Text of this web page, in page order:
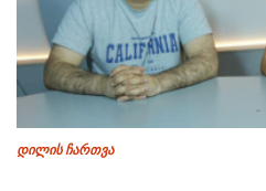
დილის ჩართვა